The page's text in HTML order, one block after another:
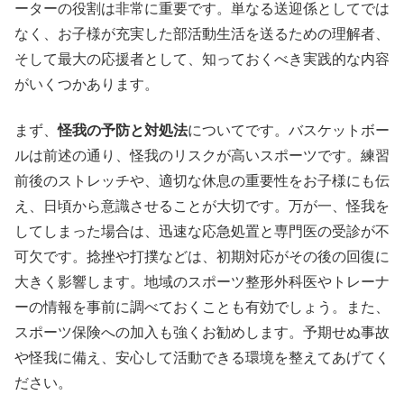
ーターの役割は非常に重要です。単なる送迎係としてでは
なく、お子様が充実した部活動生活を送るための理解者、
そして最大の応援者として、知っておくべき実践的な内容
がいくつかあります。
まず、怪我の予防と対処法についてです。バスケットボー
ルは前述の通り、怪我のリスクが高いスポーツです。練習
前後のストレッチや、適切な休息の重要性をお子様にも伝
え、日頃から意識させることが大切です。万が一、怪我を
してしまった場合は、迅速な応急処置と専門医の受診が不
可欠です。捻挫や打撲などは、初期対応がその後の回復に
大きく影響します。地域のスポーツ整形外科医やトレーナ
ーの情報を事前に調べておくことも有効でしょう。また、
スポーツ保険への加入も強くお勧めします。予期せぬ事故
や怪我に備え、安心して活動できる環境を整えてあげてく
ださい。